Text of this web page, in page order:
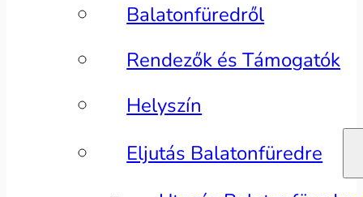
Balatonfüredről
Rendezők és Támogatók
Helyszín
Eljutás Balatonfüredre